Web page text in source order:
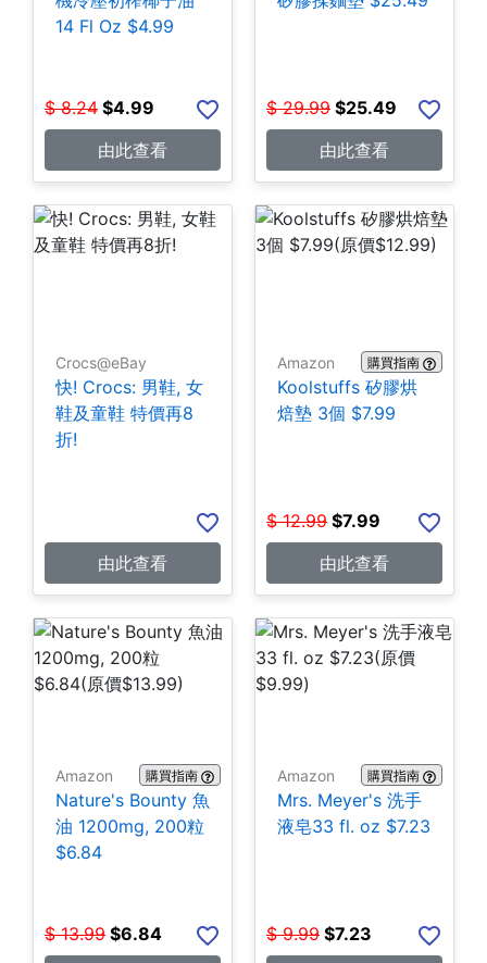
14 Fl Oz $4.99
$ 8.24 $4.99
由此查看
$ 29.99 $25.49
由此查看
Crocs@eBay
快! Crocs: 男鞋, 女
鞋及童鞋 特價再8
折!
由此查看
Amazon 購買指南
Koolstuffs 矽膠烘
焙墊 3個 $7.99
$ 12.99 $7.99
由此查看
Amazon 購買指南
Nature's Bounty 魚
油 1200mg, 200粒
$6.84
$ 13.99 $6.84
Amazon 購買指南
Mrs. Meyer's 洗手
液皂33 fl. oz $7.23
$ 9.99 $7.23